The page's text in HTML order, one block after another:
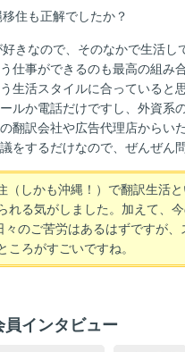
移住も正解でしたか？
好きなので、そのなかで生活し
仕事ができるのも最高の組み
生活スタイルに合っていると
ルか電話だけですし、外資系
翻訳会社や広告代理店からい
をするだけなので、ぜんぜん
しかも沖縄！）で翻訳生活と
れる気がしました。加えて、
のご苦労はあるはずですが、
ころがすごいですね。
員インタビュー